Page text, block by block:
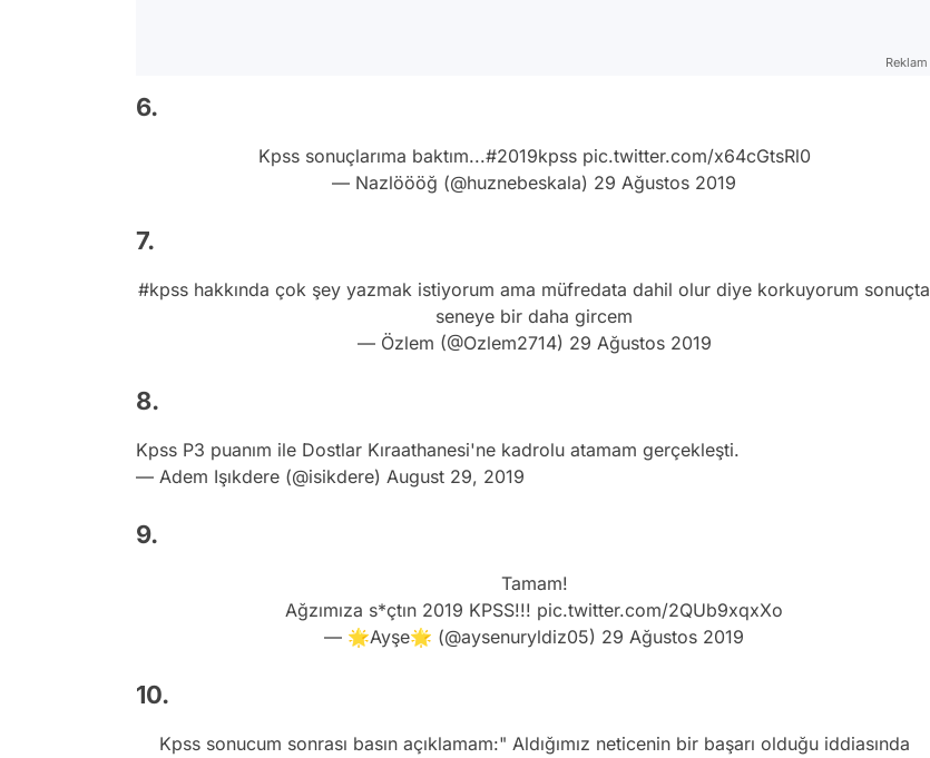
Reklam
6.
Kpss sonuçlarıma baktım...#2019kpss pic.twitter.com/x64cGtsRl0
— Nazlöööğ (@huznebeskala) 29 Ağustos 2019
7.
#kpss hakkında çok şey yazmak istiyorum ama müfredata dahil olur diye korkuyorum sonuçta
seneye bir daha gircem
— Özlem (@Ozlem2714) 29 Ağustos 2019
8.
Kpss P3 puanım ile Dostlar Kıraathanesi'ne kadrolu atamam gerçekleşti.
— Adem Işıkdere (@isikdere) August 29, 2019
9.
Tamam!
Ağzımıza s*çtın 2019 KPSS!!! pic.twitter.com/2QUb9xqxXo
— 🌟Ayşe🌟 (@aysenuryldiz05) 29 Ağustos 2019
10.
Kpss sonucum sonrası basın açıklamam:" Aldığımız neticenin bir başarı olduğu iddiasında